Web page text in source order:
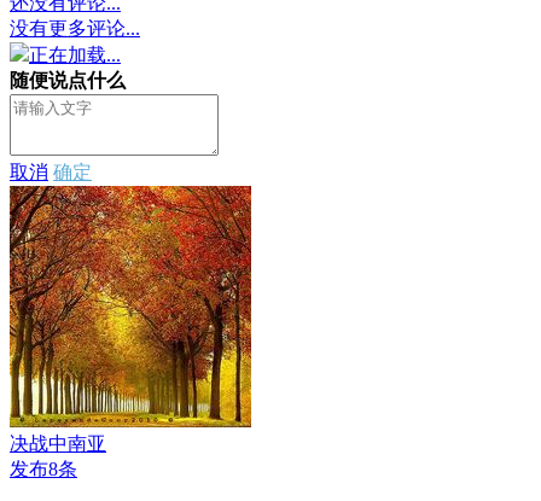
没有更多评论...
正在加载...
随便说点什么
取消 确定
决战中南亚
发布8条